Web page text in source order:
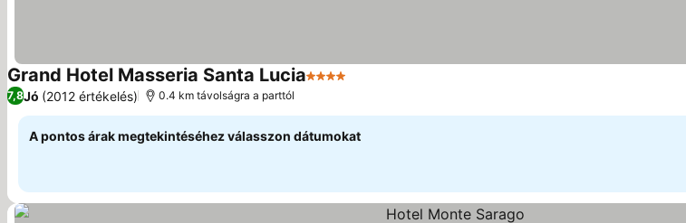
Grand Hotel Masseria Santa Lucia4 Kategória
7,8Jó (2012 értékelés) 0.4 km távolságra a parttól
A pontos árak megtekintéséhez válasszon dátumokat